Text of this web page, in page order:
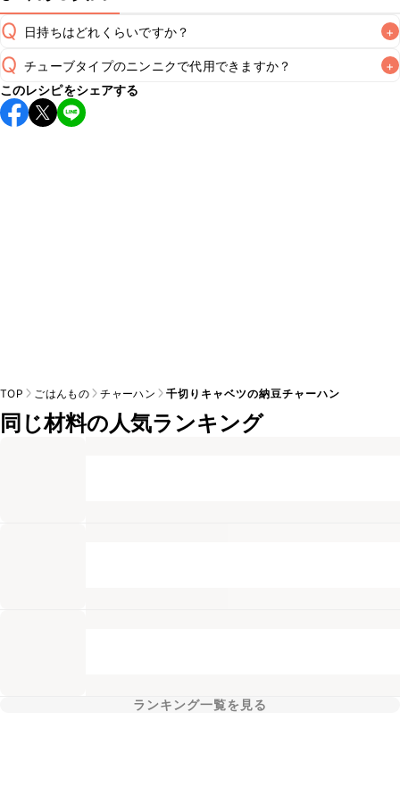
Q 日持ちはどれくらいですか？ +
A
保存期間は冷蔵で当日中が目安です。なるべくお早めにお召
し上がりください。
※日持ちは目安です。
Q チューブタイプのニンニクで代用できますか？ +
A
チューブタイプのニンニクを使用してもお作りいただけま
す。小さじ1/2を目安に加え、お好みの風味になるようご調節
このレシピをシェアする
TOP ごはんもの チャーハン 千切りキャベツの納豆チャーハン
同じ材料の人気ランキング
ランキング一覧を見る